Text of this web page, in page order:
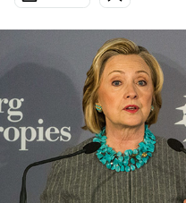
PODCAST
NEWSLETTER